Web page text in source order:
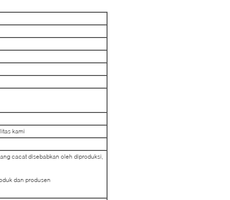
kami
cacat disebabkan oleh diproduksi,
dan produsen